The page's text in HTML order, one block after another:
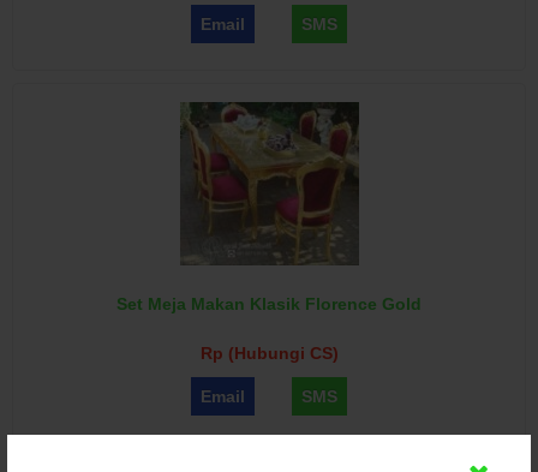
Email SMS
Set Meja Makan Klasik Florence Gold
Rp (Hubungi CS)
Email SMS